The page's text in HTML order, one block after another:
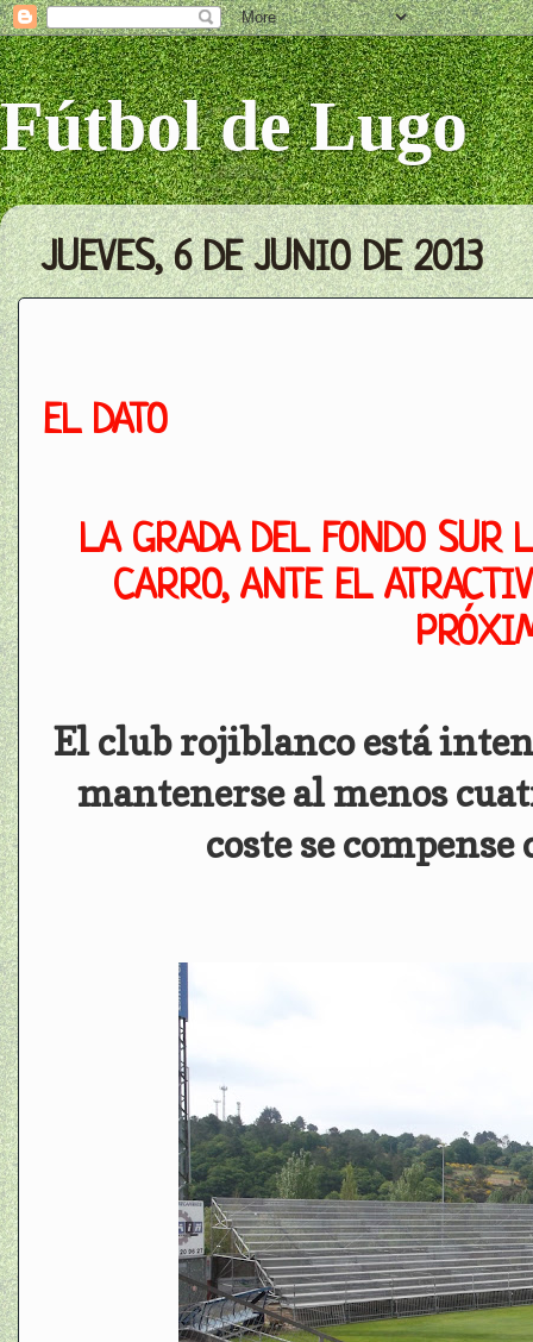
Fútbol de Lugo
JUEVES, 6 DE JUNIO DE 2013
EL DATO
LA GRADA DEL FONDO SUR
CARRO, ANTE EL
El club rojiblanco está
mantenerse al menos
coste se